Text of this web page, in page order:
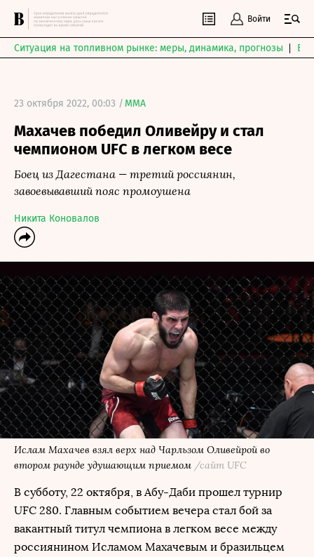
Войти
Ситуация на топливном рынке: меры, динамика, прогнозы
23 октября 2022, 00:03 / MMA
Махачев победил Оливейру и стал
чемпионом UFC в легком весе
Боец из Дагестана — третий россиянин,
завоевывавший пояс промоушена
Никита Коновалов
Ислам Махачев взял верх над Чарльзом Оливейрой во
втором раунде удушающим приемом /сайт UFC
В субботу, 22 октября, в Абу-Даби прошел турнир
UFC 280. Главным событием вечера стал бой за
вакантный титул чемпиона в легком весе между
россиянином Исламом Махачевым и бразильцем